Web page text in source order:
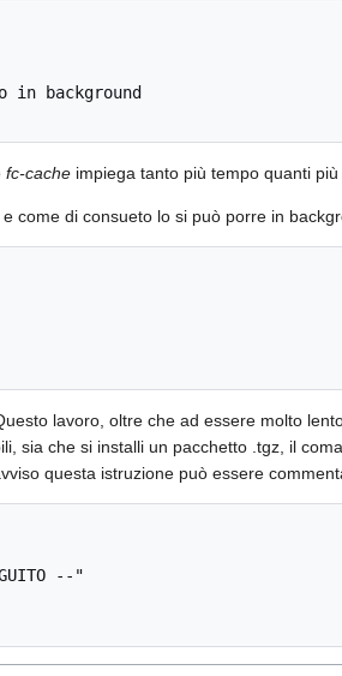
fc-cache impiega tanto più tempo quanti
e come di consueto lo si può porre in
lavoro, oltre che ad essere molto
sia che si installi un pacchetto .tgz, il
questa istruzione può essere